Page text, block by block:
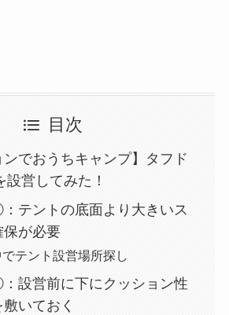
目次
ンでおうちキャンプ】タフド
設営してみた！
テントの底面より大きいス
保が必要
テント設営場所探し
設営前に下にクッション性
いておく